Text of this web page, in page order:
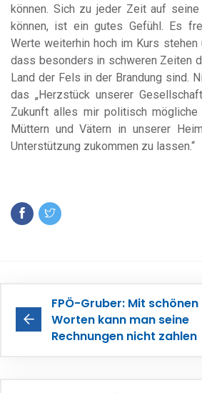
können. Sich zu jeder Zeit auf
können, ist ein gutes Gefühl. Es
Werte weiterhin hoch im Kurs stehen
dass besonders in schweren Zeiten
Land der Fels in der Brandung sind.
das „Herzstück unserer
Zukunft alles mir politisch mögliche
Müttern und Vätern in unserer
Unterstützung zukommen zu lassen.“
FPÖ-Gruber: Mit schönen
Worten kann man seine
Rechnungen nicht zahlen